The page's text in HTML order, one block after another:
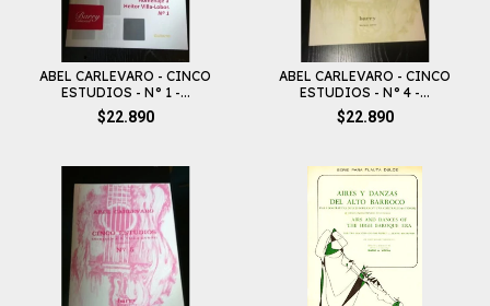
ABEL CARLEVARO - CINCO
ESTUDIOS - N° 1 -...
$22.890
ABEL CARLEVARO - CINCO
ESTUDIOS - N° 4 -...
$22.890